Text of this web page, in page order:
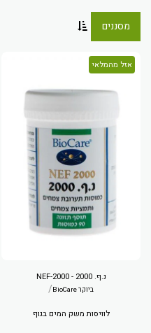
מסננים
אזל מהמלאי
נ.ף. 2000 - NEF-2000
ביוקר BioCare /
לוויסות משק המים בגוף